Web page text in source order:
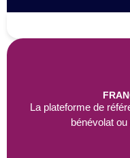
La plateforme de
bénévolat